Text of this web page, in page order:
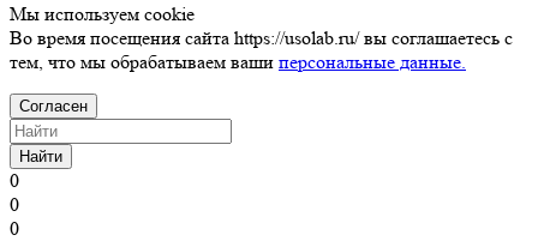
Мы используем cookie
Во время посещения сайта https://usolab.ru/ вы соглашаетесь с
тем, что мы обрабатываем ваши персональные данные.
Согласен
Найти
0
0
0